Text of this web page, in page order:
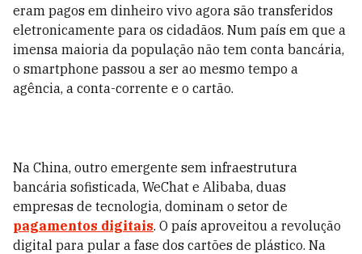
eram pagos em dinheiro vivo agora são transferidos
eletronicamente para os cidadãos. Num país em que a
imensa maioria da população não tem conta bancária,
o smart­phone passou a ser ao mesmo tempo a
agência, a conta-corrente e o cartão.
Na China, outro emergente sem infraestrutura
bancária sofisticada, WeChat e Alibaba, duas
empresas de tecnologia, dominam o setor de
pagamentos digitais. O país aproveitou a revolução
digital para pular a fase dos cartões de plástico. Na